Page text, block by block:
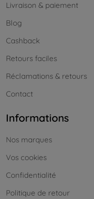
Livraison & paiement
Blog
Cashback
Retours faciles
Réclamations & retours
Contact
Informations
Nos marques
Vos cookies
Confidentialité
Politique de retour